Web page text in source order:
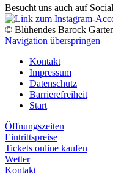
Besucht uns auch auf
© Blühendes Barock
Navigation überspringen
Kontakt
Impressum
Datenschutz
Barrierefreiheit
Start
Öffnungszeiten
Eintrittspreise
Tickets online kaufen
Wetter
Kontakt